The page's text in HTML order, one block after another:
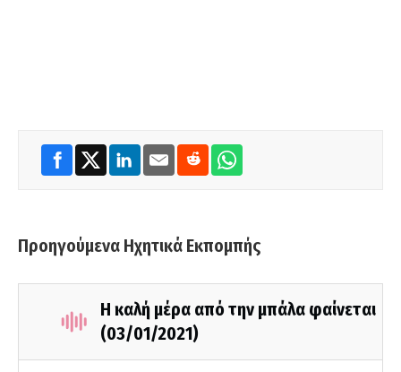
Προηγούμενα Ηχητικά Εκπομπής
Η καλή μέρα από την μπάλα φαίνεται
(03/01/2021)